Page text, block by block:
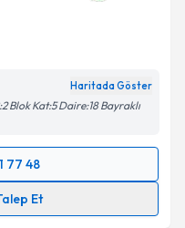
Haritada Göster
Blok Kat:5 Daire:18 Bayraklı
77 48
Et